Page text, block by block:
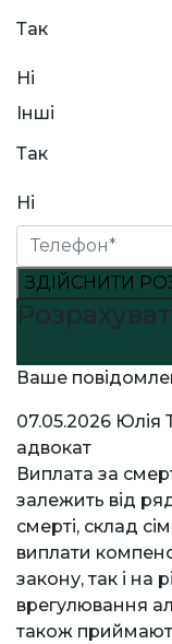
Так
Ні
Інші
Так
Ні
ЗДІЙСНИТИ
Ваше
07.05.2026 Юлія
адвокат
Виплата за
залежить від
смерті, склад
виплати
закону, так і на
врегулювання
також